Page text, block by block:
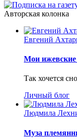
Авторская колонка
Евгений
Мои ижевские
Так хочется
Личный блог
Людмила
Муза